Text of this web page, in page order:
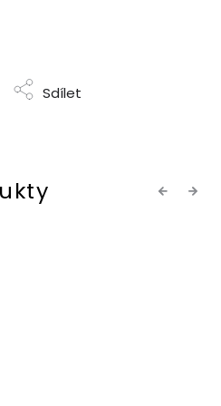
Sdílet
Previous
Next